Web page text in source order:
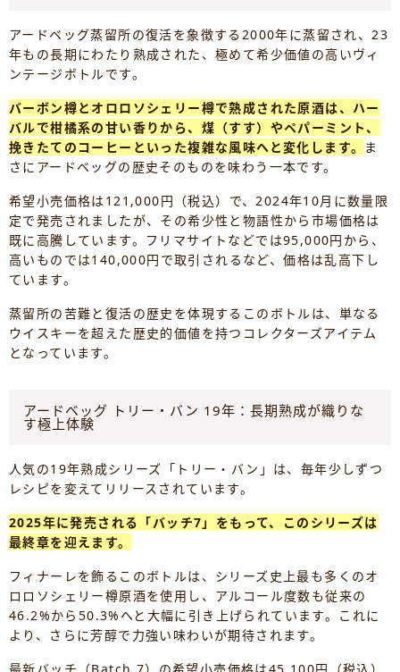
アードベッグ蒸留所の復活を象徴する2000年に蒸留され、23
年もの長期にわたり熟成された、極めて希少価値の高いヴィ
ンテージボトルです。
バーボン樽とオロロソシェリー樽で熟成された原酒は、ハー
バルで柑橘系の甘い香りから、煤（すす）やペパーミント、
挽きたてのコーヒーといった複雑な風味へと変化します。 ま
さにアードベッグの歴史そのものを味わう一本です。
希望小売価格は121,000円（税込）で、2024年10月に数量限
定で発売されましたが、その希少性と物語性から市場価格は
既に高騰しています。フリマサイトなどでは95,000円から、
高いものでは140,000円で取引されるなど、価格は乱高下し
ています。
蒸留所の苦難と復活の歴史を体現するこのボトルは、単なる
ウイスキーを超えた歴史的価値を持つコレクターズアイテム
となっています。
アードベッグ トリー・バン 19年：長期熟成が織りな
す極上体験
人気の19年熟成シリーズ「トリー・バン」は、毎年少しずつ
レシピを変えてリリースされています。
2025年に発売される「バッチ7」をもって、このシリーズは
最終章を迎えます。
フィナーレを飾るこのボトルは、シリーズ史上最も多くのオ
ロロソシェリー樽原酒を使用し、アルコール度数も従来の
46.2%から50.3%へと大幅に引き上げられています。これに
より、さらに芳醇で力強い味わいが期待されます。